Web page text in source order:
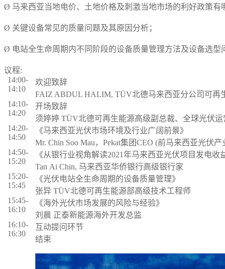
Ø 马来西亚当地电价、土地价格及刺激当地市场的利好政策有
Ø 关键设备常见的质量问题及其原因分析；
Ø 电站全生命周期内不同阶段的设备质量管理方法及设备选型
议程:
14:00-
14:10
欢迎致辞
FAIZ ABDUL HALIM, TÜV北德马来西亚分公司可再
14:10-
14:20
开场致辞
须婷婷 TÜV北德可再生能源高级副总裁、全球光伏
14:20-
14:50
《马来西亚光伏市场环境及行业广阔前景》
Mr. Chin Soo Mau，Pekat集团CEO (前马来西亚光伏
14:50-
15:20
《从银行业视角解读2021年马来西亚光伏项目发电收
Tan Ai Chin, 马来西亚华侨银行高级银行家
15:20-
15:45
《光伏电站全生命周期的设备质量管理》
张异 TÜV北德可再生能源部高级技术工程师
15:45-
16:10
《海外光伏市场发展的风险与经验》
刘晨 正泰新能源海外开发总监
16:10-
16:30
互动提问环节
结束